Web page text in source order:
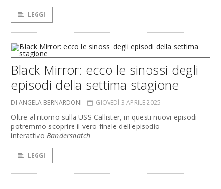
LEGGI
Black Mirror: ecco le sinossi degli
episodi della settima stagione
DI ANGELA BERNARDONI GIOVEDÌ 3 APRILE 2025
Oltre al ritorno sulla USS Callister, in questi nuovi episodi
potremmo scoprire il vero finale dell'episodio
interattivo Bandersnatch
LEGGI